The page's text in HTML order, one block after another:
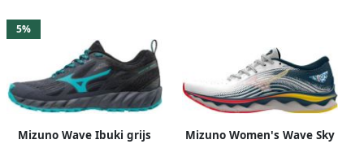
5%
Mizuno Wave Ibuki grijs
Mizuno Women's Wave Sky